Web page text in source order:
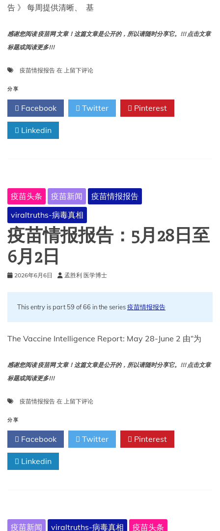
告 》 每周提供清晰、 基
感谢您阅读 疫苗网 文章！这篇文章是公开的，所以请随时分享它。!!! 点击文章
标题或阅读更多!!!
疫苗情报报告 在 疫
报
告：
日
上留下评论
分享
Facebook Twitter Pinterest
Linkedin
疫苗头条 疫苗新闻
疫苗情报报告
viraltruths-病毒真相
疫苗情报报告：5月28日至
6月2日
2026年6月6日 孟胜利 医学博士
This entry is part 59 of 66 in the series疫苗情报报告
The Vaccine Intelligence Report: May 28-June 2 由“为
感谢您阅读 疫苗网 文章！这篇文章是公开的，所以请随时分享它。!!! 点击文章
标题或阅读更多!!!
疫苗情报报告 在 疫
报
告：
月
2
上留下评论
分享
Facebook Twitter Pinterest
Linkedin
疫苗新闻 viraltruths-病毒真相 疫苗头条